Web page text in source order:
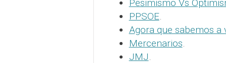
Pesimismo Vs
PPSOE.
Agora que sabemos a
Mercenarios.
JMJ.